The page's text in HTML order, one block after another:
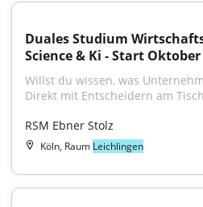
Duales Studium
Science & Ki - Start
Willst du wissen, was
Direkt mit Entscheidern am
RSM Ebner Stolz
Köln, Raum Leichlingen